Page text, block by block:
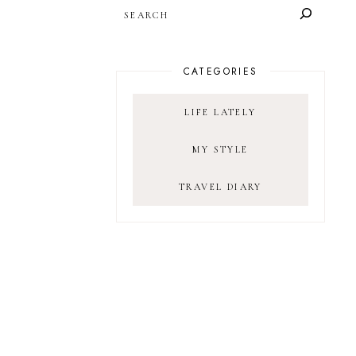
CATEGORIES
LIFE LATELY
MY STYLE
TRAVEL DIARY